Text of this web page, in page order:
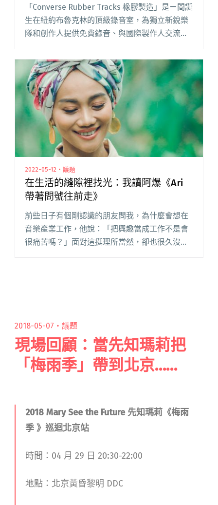
「Converse Rubber Tracks 橡膠製造」是ㄧ間誕
生在紐約布魯克林的頂級錄音室，為獨立新銳樂
隊和創作人提供免費錄音、與國際製作人交流機
up Studio 形式推廣至世界各閱讀全文 "現場直
擊：Converse Rubber Tracks Live 橡膠製造現場
演出 @ Arkham 上海"
2022-05-12・議題
在生活的縫隙裡找光：我讀阿爆《Ari
帶著問號往前走》
前些日子有個剛認識的朋友問我，為什麼會想在
音樂產業工作，他說：「把興趣當成工作不是會
很痛苦嗎？」面對這挺理所當然，卻也很久沒有
想到的一題，我在千頭萬緒中擠出了另一個問
2018-05-07・ 議題
現場回顧：當先知瑪莉把
「梅雨季」帶到北京……
2018 Mary See the Future 先知瑪莉《梅雨
季 》巡迴北京站
時間：04 月 29 日 20:30-22:00
地點：北京黃昏黎明 DDC